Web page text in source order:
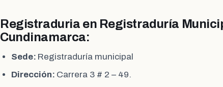
Registraduria en Registraduría
Cundinamarca:
Sede: Registraduría municipal
Dirección: Carrera 3 # 2 – 49.